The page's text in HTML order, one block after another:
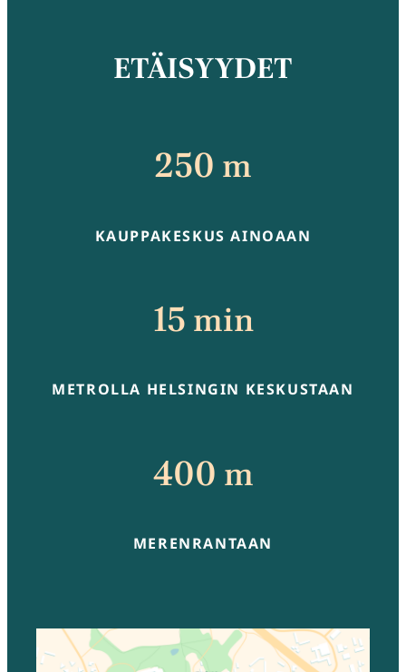
ETÄISYYDET
250 m
KAUPPAKESKUS AINOAAN
15 min
METROLLA HELSINGIN KESKUSTAAN
400 m
MERENRANTAAN